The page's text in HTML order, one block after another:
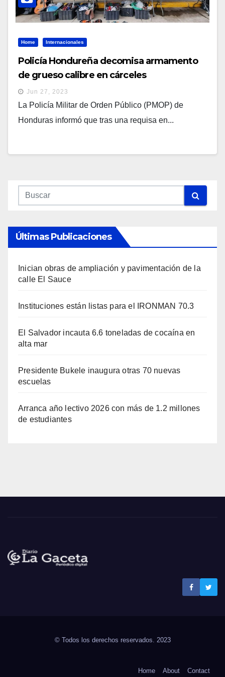
Home Internacionales
Policía Hondureña decomisa armamento
de grueso calibre en cárceles
Jun 27, 2023
La Policía Militar de Orden Público (PMOP) de
Honduras informó que tras una requisa en...
Últimas Publicaciones
Inician obras de ampliación y pavimentación de la
calle El Sauce
Instituciones están listas para el IRONMAN 70.3
El Salvador incauta 6.6 toneladas de cocaína en
alta mar
Presidente Bukele inaugura otras 70 nuevas
escuelas
Arranca año lectivo 2026 con más de 1.2 millones
de estudiantes
© Todos los derechos reservados. 2023
Home About Contact